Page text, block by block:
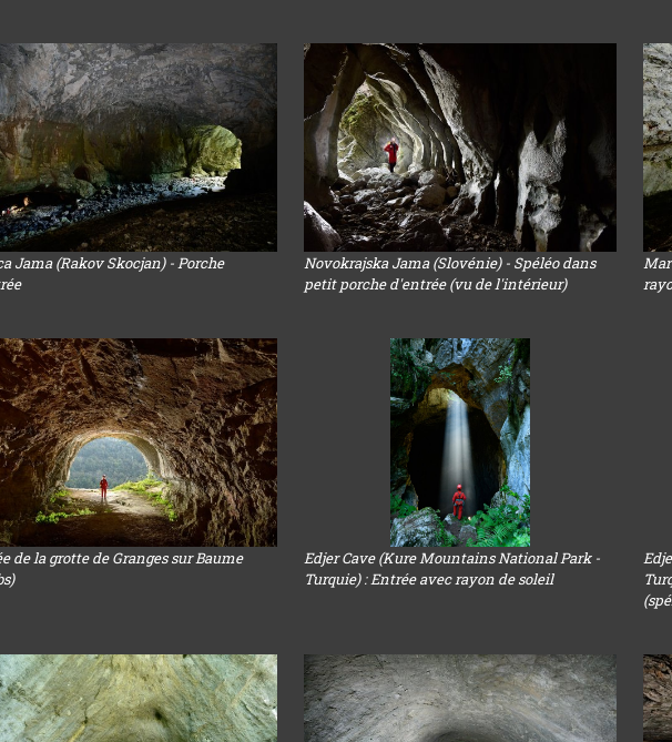
Jama (Rakov Skocjan) - Porche
Novokrajska Jama (Slovénie) - Spéléo dans
petit porche d'entrée (vu de l'intérieur)
de la grotte de Granges sur Baume
Edjer Cave (Kure Mountains National Park -
Turquie) : Entrée avec rayon de soleil